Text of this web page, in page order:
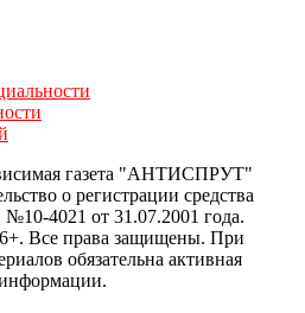
газета "АНТИСПРУТ"
о регистрации средства
4021 от 31.07.2001 года.
Все права защищены. При
обязательна активная